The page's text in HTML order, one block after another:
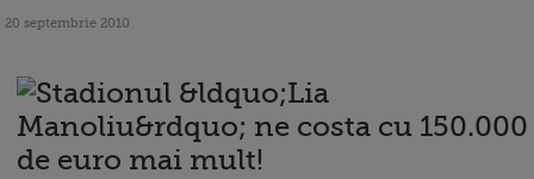
20 septembrie 2010